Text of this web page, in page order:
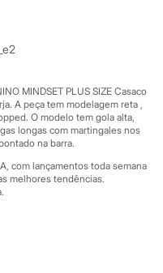
MINDSET PLUS SIZE Casaco
A peça tem modelagem reta ,
O modelo tem gola alta,
longas com martingales nos
na barra.
com lançamentos toda semana
melhores tendências.